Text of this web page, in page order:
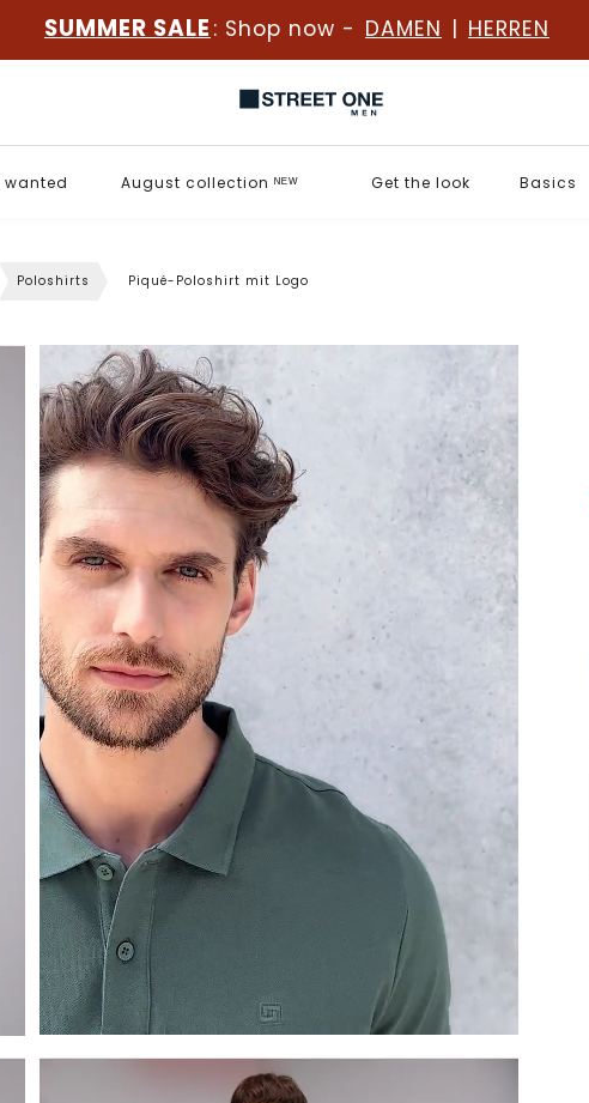
SUMMER SALE : Shop now - DAMEN | HERREN
wanted August collection ᴺᴱᵂ Get the look Basics
Poloshirts Piqué-Poloshirt mit Logo